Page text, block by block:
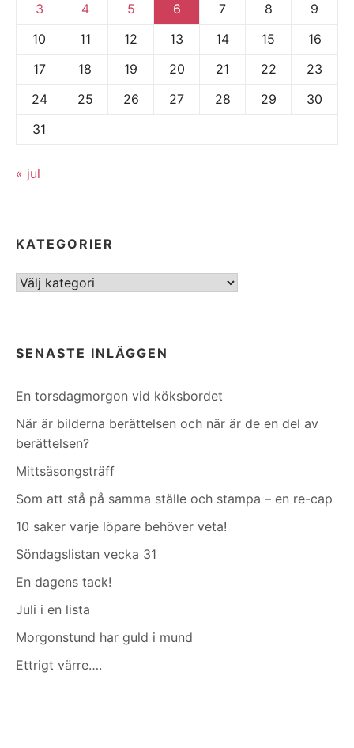
3
4 5 6 7 8
9
10
11 12 13 14 15
16
17
18 19 20 21 22
23
24
25 26 27 28 29
30
31
« jul
KATEGORIER
Kategorier
SENASTE INLÄGGEN
En torsdagmorgon vid köksbordet
När är bilderna berättelsen och när är de en del av
berättelsen?
Mittsäsongsträff
Som att stå på samma ställe och stampa – en re-cap
10 saker varje löpare behöver veta!
Söndagslistan vecka 31
En dagens tack!
Juli i en lista
Morgonstund har guld i mund
Ettrigt värre….